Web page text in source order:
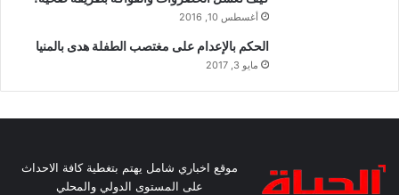
أغسطس 10, 2016
الحكم بالإعدام على مغتصب الطفلة هدى بالمنيا
مايو 3, 2017
موقع اخباري شامل يهتم بتغطية كافة الاحداث
على المستوى الدولي والمحلي